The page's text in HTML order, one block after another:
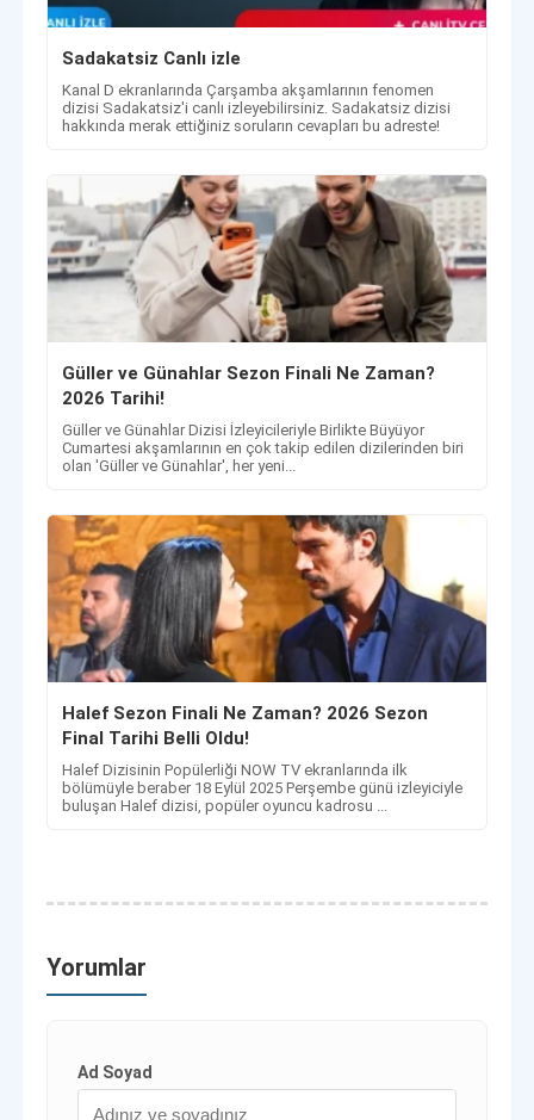
Sadakatsiz Canlı izle
Kanal D ekranlarında Çarşamba akşamlarının fenomen
dizisi Sadakatsiz'i canlı izleyebilirsiniz. Sadakatsiz dizisi
hakkında merak ettiğiniz soruların cevapları bu adreste!
Güller ve Günahlar Sezon Finali Ne Zaman?
2026 Tarihi!
Güller ve Günahlar Dizisi İzleyicileriyle Birlikte Büyüyor
Cumartesi akşamlarının en çok takip edilen dizilerinden biri
olan 'Güller ve Günahlar', her yeni...
Halef Sezon Finali Ne Zaman? 2026 Sezon
Final Tarihi Belli Oldu!
Halef Dizisinin Popülerliği NOW TV ekranlarında ilk
bölümüyle beraber 18 Eylül 2025 Perşembe günü izleyiciyle
buluşan Halef dizisi, popüler oyuncu kadrosu ...
Yorumlar
Ad Soyad